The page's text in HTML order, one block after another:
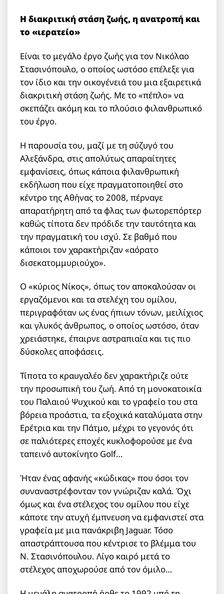
Η διακριτική στάση ζωής, η ανατροπή και
το «ιερατείο»
Είναι το μεγάλο έργο ζωής για τον Νικόλαο
Στασινόπουλο, ο οποίος ωστόσο επέλεξε για
τον ίδιο και την οικογένειά του μια εξαιρετικά
διακριτική στάση ζωής. Με το «πέπλο» να
σκεπάζει ακόμη και το πλούσιο φιλανθρωπικό
του έργο.
Η παρουσία του, μαζί με τη σύζυγό του
Αλεξάνδρα, στις απολύτως απαραίτητες
εμφανίσεις, όπως κάποια φιλανθρωπική
εκδήλωση που είχε πραγματοποιηθεί στο
κέντρο της Αθήνας το 2008, πέρναγε
απαρατήρητη από τα φλας των φωτορεπόρτερ
καθώς τίποτα δεν πρόδιδε την ταυτότητα και
την πραγματική του ισχύ. Σε βαθμό που
κάποιοι τον χαρακτήριζαν «αόρατο
δισεκατομμυριούχο».
Ο «κύριος Νίκος», όπως τον αποκαλούσαν οι
εργαζόμενοι και τα στελέχη του ομίλου,
περιγραφόταν ως ένας ήπιων τόνων, μειλίχιος
και γλυκός άνθρωπος, ο οποίος ωστόσο, όταν
χρειάστηκε, έπαιρνε αστραπιαία και τις πιο
δύσκολες αποφάσεις.
Τίποτα το κραυγαλέο δεν χαρακτήριζε ούτε
την προσωπική του ζωή. Από τη μονοκατοικία
του Παλαιού Ψυχικού και το γραφείο του στα
βόρεια προάστια, τα εξοχικά καταλύματα στην
Ερέτρια και την Πάτμο, μέχρι το γεγονός ότι
σε παλιότερες εποχές κυκλοφορούσε με ένα
ταπεινό αυτοκίνητο Golf…
Ήταν ένας αφανής «κώδικας» που όσοι τον
συναναστρέφονταν τον γνώριζαν καλά. Όχι
όμως και ένα στέλεχος του ομίλου που είχε
κάποτε την ατυχή έμπνευση να εμφανιστεί στα
γραφεία με μια πανάκριβη Jaguar. Τόσο
απαστράπτουσα που κέντρισε το βλέμμα του
Ν. Στασινόπουλου. Λίγο καιρό μετά το
στέλεχος αποχωρούσε από τον όμιλο…